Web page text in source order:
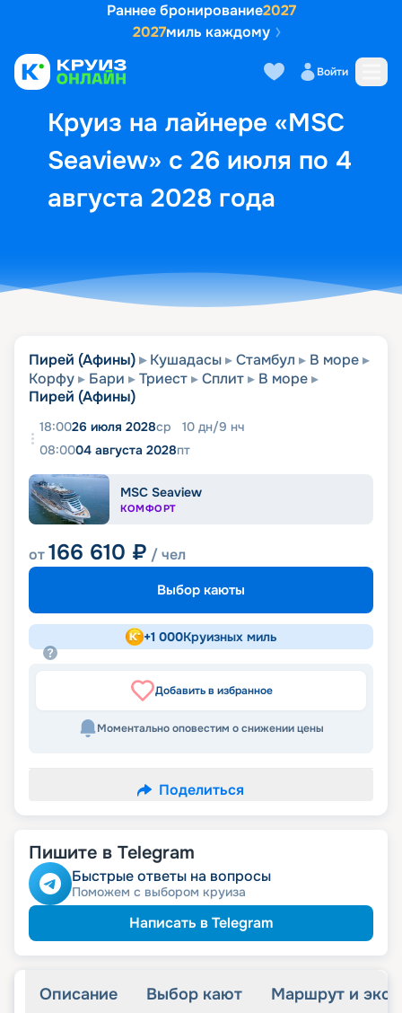
Раннее бронирование2027
2027миль каждому
Войти
Круиз на лайнере «MSC
Seaview» с 26 июля по 4
августа 2028 года
Выбор кают Маршрут и
Пирей (Афины) Кушадасы Стамбул
В море
Корфу
Бари Триест Сплит
В море
Пирей (Афины)
18:0026 июля 2028ср 10 дн/9 нч
08:0004 августа 2028пт
MSC Seaview
КОМФОРТ
от166 610 ₽ / чел
Выбор каюты
+1 000Круизных миль
Добавить в избранное
Моментально оповестим о снижении цены
Поделиться
Пишите в Telegram
Быстрые ответы на вопросы
Поможем с выбором круиза
Написать в Telegram
Описание Выбор кают Маршрут и